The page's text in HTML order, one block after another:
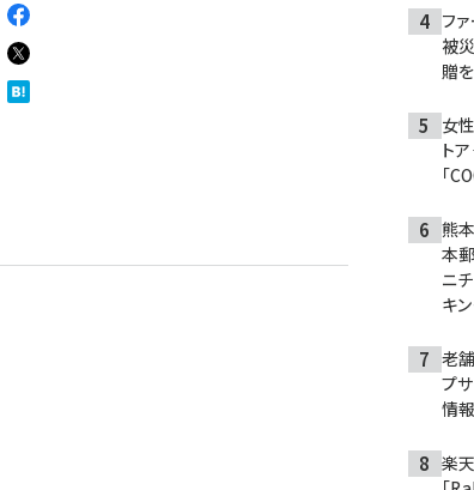
フ
被
贈
女
ト
「
熊
本
ニ
キン
老
プ
情
楽